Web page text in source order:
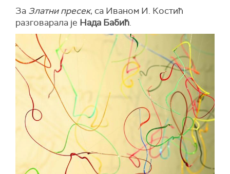
За Златни пресек, са Иваном И. Костић
разговарала је Нада Бабић.